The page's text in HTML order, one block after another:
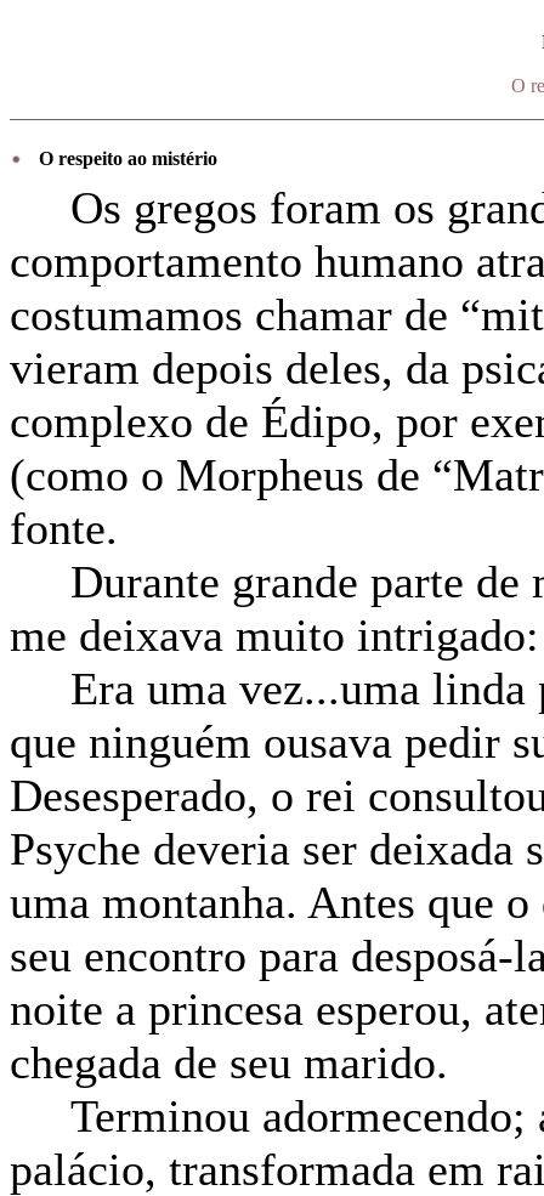
O
O respeito ao mistério
Os gregos foram os
comportamento humano
costumamos chamar de
vieram depois deles, da
complexo de Édipo, por
(como o Morpheus de
fonte.
Durante grande parte de
me deixava muito
Era uma vez...uma linda
que ninguém ousava pedir
Desesperado, o rei
Psyche deveria ser deixada
uma montanha. Antes que
seu encontro para desposá-
noite a princesa esperou,
chegada de seu marido.
Terminou adormecendo;
palácio, transformada em